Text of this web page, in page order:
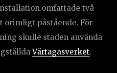
omfattade två
orimligt påstående. För
skulle staden använda
Värtagasverket.